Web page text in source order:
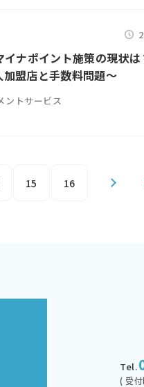
ナポイント施策の現状は
盟店と手数料問題～
ントサービス
15 16
Tel.
( 受